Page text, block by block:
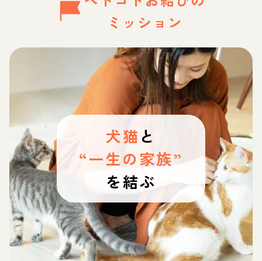
ミッション
犬猫 と
“一生の家族”
を結ぶ